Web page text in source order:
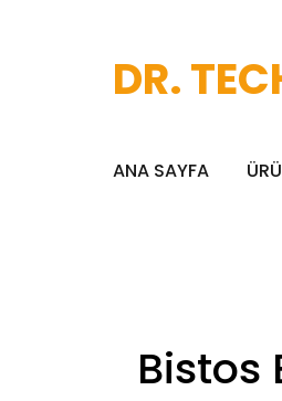
DR.
ANA SAYFA
Bistos